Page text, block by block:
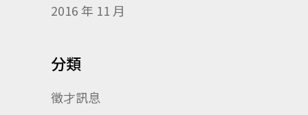
2016 年 11 月
分類
徵才訊息